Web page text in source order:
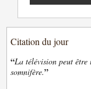
Citation du jour
“La télévision peut
somnifère.”